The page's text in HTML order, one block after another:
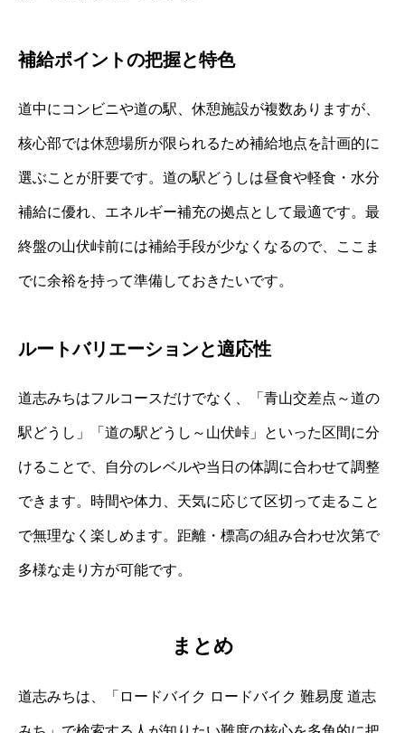
補給ポイントの把握と特色
道中にコンビニや道の駅、休憩施設が複数ありますが、
核心部では休憩場所が限られるため補給地点を計画的に
選ぶことが肝要です。道の駅どうしは昼食や軽食・水分
補給に優れ、エネルギー補充の拠点として最適です。最
終盤の山伏峠前には補給手段が少なくなるので、ここま
でに余裕を持って準備しておきたいです。
ルートバリエーションと適応性
道志みちはフルコースだけでなく、「青山交差点～道の
駅どうし」「道の駅どうし～山伏峠」といった区間に分
けることで、自分のレベルや当日の体調に合わせて調整
できます。時間や体力、天気に応じて区切って走ること
で無理なく楽しめます。距離・標高の組み合わせ次第で
多様な走り方が可能です。
まとめ
道志みちは、「ロードバイク ロードバイク 難易度 道志